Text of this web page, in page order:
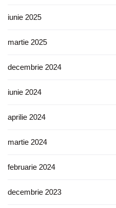
iunie 2025
martie 2025
decembrie 2024
iunie 2024
aprilie 2024
martie 2024
februarie 2024
decembrie 2023